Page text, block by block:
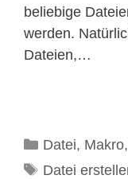
beliebige
werden.
Dateien,…
Kategorien
Datei, Makro,
Schlagwörter
Datei